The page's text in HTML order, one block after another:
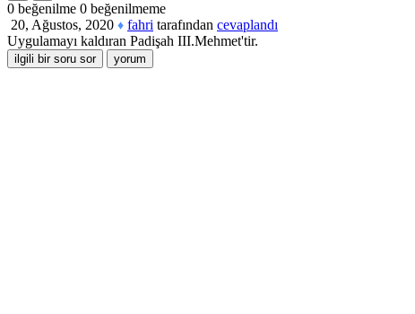
0 beğenilme 0 beğenilmeme
20, Ağustos, 2020 ♦ fahri tarafından cevaplandı
Uygulamayı kaldıran Padişah III.Mehmet'tir.